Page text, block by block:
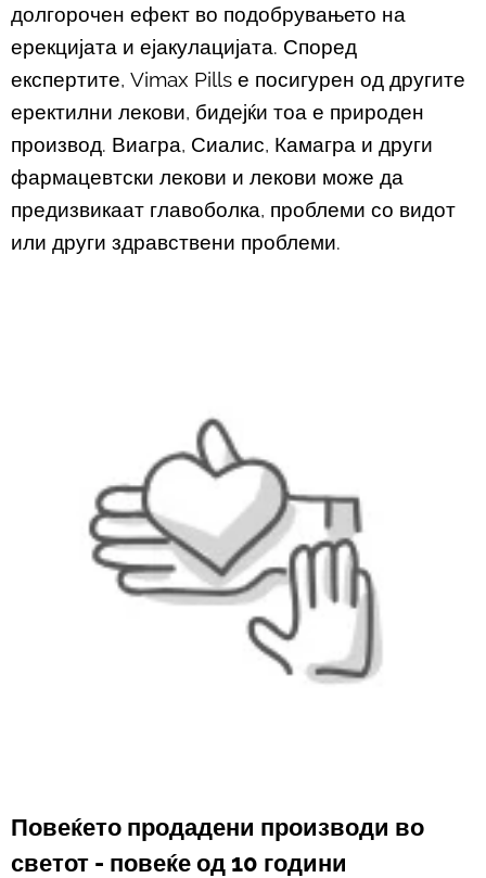
долгорочен ефект во подобрувањето на
ерекцијата и ејакулацијата. Според
експертите, Vimax Pills е посигурен од другите
еректилни лекови, бидејќи тоа е природен
производ. Виагра, Сиалис, Камагра и други
фармацевтски лекови и лекови може да
предизвикаат главоболка, проблеми со видот
или други здравствени проблеми.
Повеќето продадени производи во
светот - повеќе од 10 години